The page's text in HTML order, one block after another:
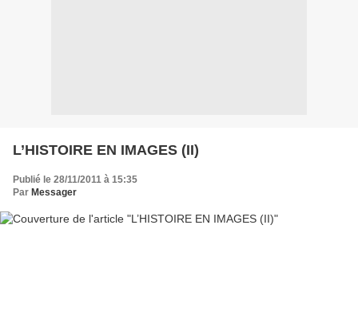
L’HISTOIRE EN IMAGES (II)
Publié le 28/11/2011 à 15:35
Par Messager